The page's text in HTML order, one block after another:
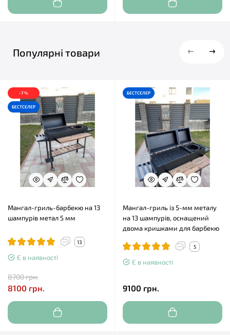
Популярні товари
-7 %
БЕСТСЕЛЕР
Мангал-гриль-барбекю на 13
шампурів метал 5 мм
13
Є в наявності
8700 грн.
8100 грн.
БЕСТСЕЛЕР
Мангал-гриль із 5-мм металу
на 13 шампурів, оснащений
двома кришками для барбекю
5
Є в наявності
9100 грн.